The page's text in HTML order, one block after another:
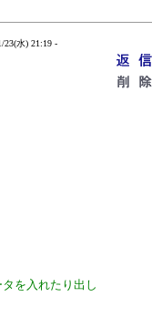
23(水) 21:19 -
を入れたり出し